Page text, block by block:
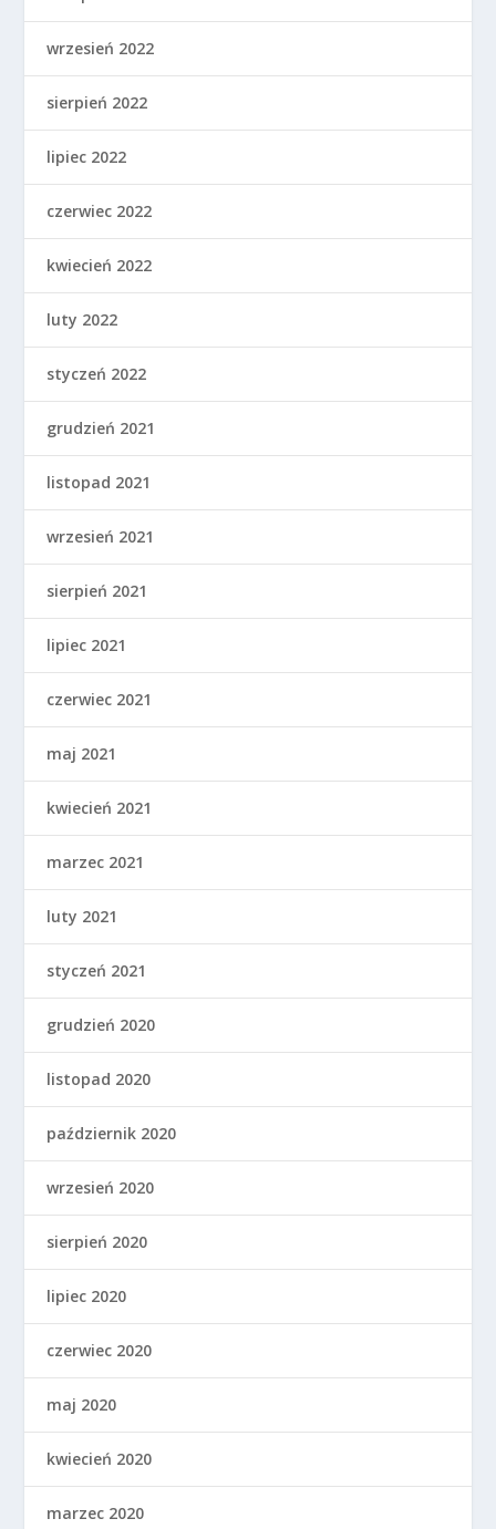
wrzesień 2022
sierpień 2022
lipiec 2022
czerwiec 2022
kwiecień 2022
luty 2022
styczeń 2022
grudzień 2021
listopad 2021
wrzesień 2021
sierpień 2021
lipiec 2021
czerwiec 2021
maj 2021
kwiecień 2021
marzec 2021
luty 2021
styczeń 2021
grudzień 2020
listopad 2020
październik 2020
wrzesień 2020
sierpień 2020
lipiec 2020
czerwiec 2020
maj 2020
kwiecień 2020
marzec 2020